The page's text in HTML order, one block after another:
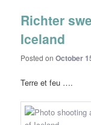
Richter
Iceland
Posted onOctober
Terre et feu ….